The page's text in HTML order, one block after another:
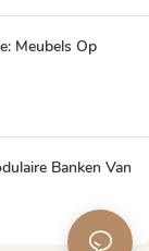
Meubels Op
Banken Van